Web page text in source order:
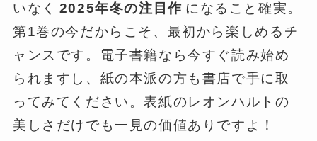
いなく
2025年冬の注目作 になること確実。
第1巻の今だからこそ、最初から楽しめるチ
ャンスです。電子書籍なら今すぐ読み始め
られますし、紙の本派の方も書店で手に取
ってみてください。表紙のレオンハルトの
美しさだけでも一見の価値ありですよ！